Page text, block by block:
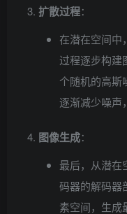
扩散过程：
在潜在空间中
过程逐步构建
个随机的高斯
逐渐减少噪声
图像生成：
最后，从潜在
码器的解码器
素空间，生成